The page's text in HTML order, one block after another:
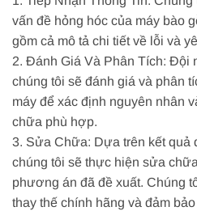
vấn đề hỏng hóc của máy bào
gồm cả mô tả chi tiết về lỗi và
2. Đánh Giá Và Phân Tích: Đội
chúng tôi sẽ đánh giá và phân
máy để xác định nguyên nhân
chữa phù hợp.
3. Sửa Chữa: Dựa trên kết quả
chúng tôi sẽ thực hiện sửa
phương án đã đề xuất. Chúng
thay thế chính hãng và đảm